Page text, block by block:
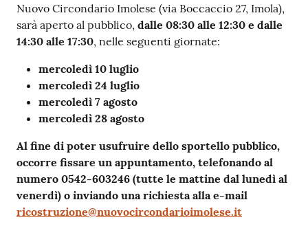
Nuovo Circondario Imolese (via Boccaccio 27, Imola),
sarà aperto al pubblico, dalle 08:30 alle 12:30 e dalle
14:30 alle 17:30, nelle seguenti giornate:
mercoledì 10 luglio
mercoledì 24 luglio
mercoledì 7 agosto
mercoledì 28 agosto
Al fine di poter usufruire dello sportello pubblico,
occorre fissare un appuntamento, telefonando al
numero 0542-603246 (tutte le mattine dal lunedì al
venerdì) o inviando una richiesta alla e-mail
ricostruzione@nuovocircondarioimolese.it